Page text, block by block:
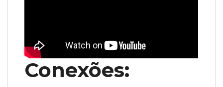
Conexões: